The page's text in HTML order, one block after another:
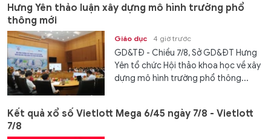
Hưng Yên thảo luận xây dựng mô hình trường phổ
thông mới
Giáo dục 4 giờ trước
GD&TĐ - Chiều 7/8, Sở GD&ĐT Hưng
Yên tổ chức Hội thảo khoa học về xây
dựng mô hình trường phổ thông...
Kết quả xổ số Vietlott Mega 6/45 ngày 7/8 - Vietlott
7/8